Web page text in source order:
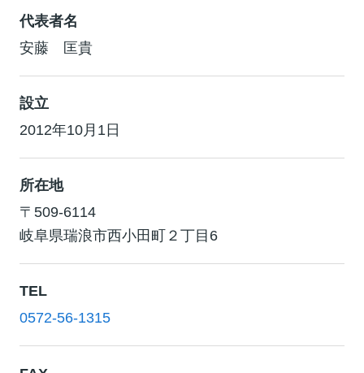
代表者名
安藤 匡貴
設立
2012年10月1日
所在地
〒509-6114
岐阜県瑞浪市西小田町２丁目6
TEL
0572-56-1315